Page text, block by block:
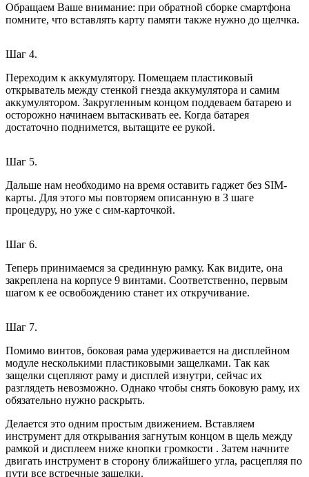
Обращаем Ваше внимание: при обратной сборке смартфона
помните, что вставлять карту памяти также нужно до щелчка.
Шаг 4.
Переходим к аккумулятору. Помещаем пластиковый
открыватель между стенкой гнезда аккумулятора и самим
аккумулятором. Закругленным концом поддеваем батарею и
осторожно начинаем вытаскивать ее. Когда батарея
достаточно поднимется, вытащите ее рукой.
Шаг 5.
Дальше нам необходимо на время оставить гаджет без SIM-
карты. Для этого мы повторяем описанную в 3 шаге
процедуру, но уже с сим-карточкой.
Шаг 6.
Теперь принимаемся за срединную рамку. Как видите, она
закреплена на корпусе 9 винтами. Соответственно, первым
шагом к ее освобождению станет их откручивание.
Шаг 7.
Помимо винтов, боковая рама удерживается на дисплейном
модуле несколькими пластиковыми защелками. Так как
защелки сцепляют раму и дисплей изнутри, сейчас их
разглядеть невозможно. Однако чтобы снять боковую раму, их
обязательно нужно раскрыть.
Делается это одним простым движением. Вставляем
инструмент для открывания загнутым концом в щель между
рамкой и дисплеем ниже кнопки громкости . Затем начните
двигать инструмент в сторону ближайшего угла, расцепляя по
пути все встречные защелки.